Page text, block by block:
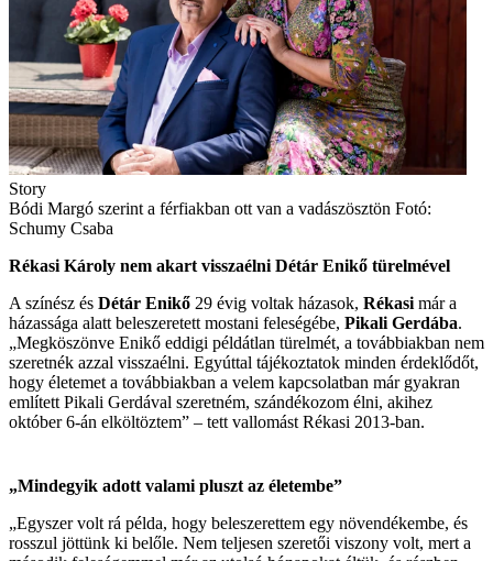
Story
Bódi Margó szerint a férfiakban ott van a vadászösztön Fotó:
Schumy Csaba
Rékasi Károly nem akart visszaélni Détár Enikő türelmével
A színész és Détár Enikő 29 évig voltak házasok, ­ Rékasi már a
házassága alatt beleszeretett mostani feleségébe, Pikali ­Gerdába.
„Megköszönve Enikő ­eddigi példátlan türelmét, a továbbiakban nem
szeretnék azzal ­visszaélni. Egyúttal tájékoztatok minden érdeklődőt,
hogy életemet a továbbiakban a velem kapcsolatban már gyakran
említett Pikali Gerdával szeretném, szándékozom élni, akihez
október 6-án elköltöztem” – tett vallomást Rékasi 2013-ban.
„Mindegyik adott valami pluszt az életembe”
„Egyszer volt rá példa, hogy beleszerettem egy növendékembe, és
rosszul jöttünk ki belőle. Nem teljesen szeretői viszony volt, mert a